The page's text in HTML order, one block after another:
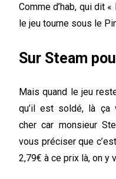
Comme d’hab, qui dit
le jeu tourne sous le
Sur Steam
Mais quand le jeu
qu’il est soldé, là ça
cher car monsieur
vous préciser que
2,79€ à ce prix là, on y